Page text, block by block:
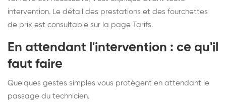
intervention. Le détail des prestations et des fourchettes
de prix est consultable sur la page Tarifs.
En attendant l'intervention : ce qu'il
faut faire
Quelques gestes simples vous protègent en attendant le
passage du technicien.